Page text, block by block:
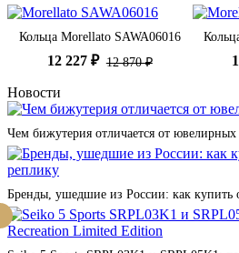
Кольца Morellato SAWA06016
12 227 ₽ 12 870 ₽
Новости
Чем бижутерия отличается от
Бренды, ушедшие из России: как купить